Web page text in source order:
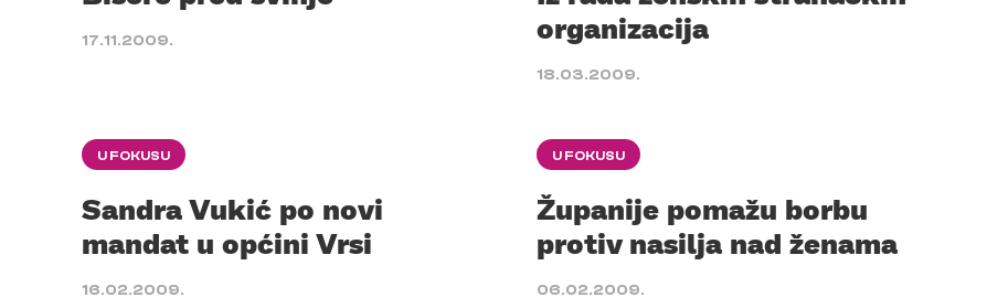
17.11.2009.
organizacija
18.03.2009.
U FOKUSU
Sandra Vukić po novi
mandat u općini Vrsi
16.02.2009.
U FOKUSU
Županije pomažu borbu
protiv nasilja nad ženama
06.02.2009.